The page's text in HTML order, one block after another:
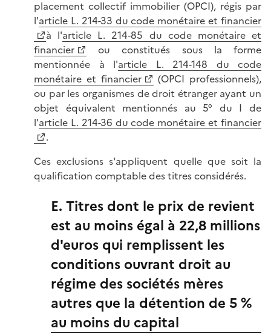
placement collectif immobilier (OPCI), régis par
l'article L. 214-33 du code monétaire et financier
à l'article L. 214-85 du code monétaire et
financier
ou constitués sous la forme
mentionnée à l'article L. 214-148 du code
monétaire et financier
(OPCI professionnels),
ou par les organismes de droit étranger ayant un
objet équivalent mentionnés au 5° du I de
l'article L. 214-36 du code monétaire et financier
.
Ces exclusions s'appliquent quelle que soit la
qualification comptable des titres considérés.
E. Titres dont le prix de revient
est au moins égal à 22,8 millions
d'euros qui remplissent les
conditions ouvrant droit au
régime des sociétés mères
autres que la détention de 5 %
au moins du capital